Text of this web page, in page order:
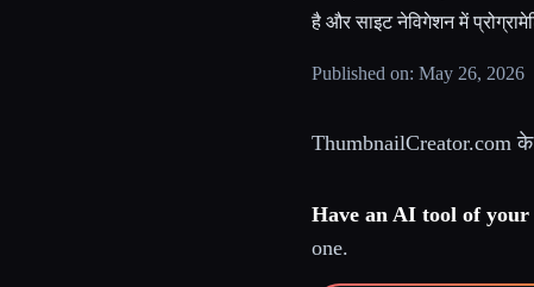
है और साइट नेविगेशन में
Published on: May 26, 2026
ThumbnailCreator.com
Have an AI tool of your
one.